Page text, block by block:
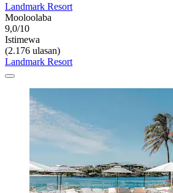
Landmark Resort
Mooloolaba
9,0/10
Istimewa
(2.176 ulasan)
Landmark Resort